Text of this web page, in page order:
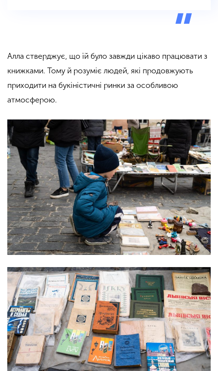
Алла стверджує, що їй було завжди цікаво працювати з
книжками. Тому й розуміє людей, які продовжують
приходити на букіністичні ринки за особливою
атмосферою.